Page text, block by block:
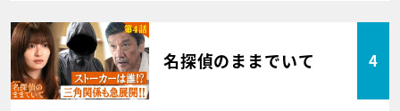
名探偵のままでいて 4